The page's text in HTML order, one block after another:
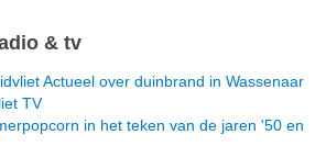
& tv
Actueel over duinbrand in Wassenaar
TV
in het teken van de jaren '50 en